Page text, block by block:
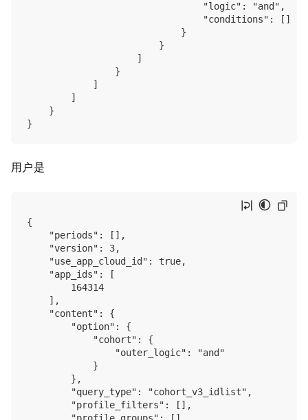
                                "logic": "and",
                                "conditions": []
                            }
                        }
                    ]
                }
            ]
        ]
    }
用户是
{
    "periods": [],
    "version": 3,
    "use_app_cloud_id": true,
    "app_ids": [
        164314
    ],
    "content": {
        "option": {
            "cohort": {
                "outer_logic": "and"
            }
        },
        "query_type": "cohort_v3_idlist",
        "profile_filters": [],
        "profile_groups": [],